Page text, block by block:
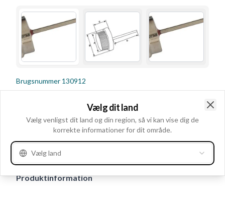
Brugsnummer 130912
Detaljer & beskrivelse
Polaritet Positiv, Volt 200, Amp. 35, Diode type Press-
fit, Udv. diameter 12.70, Krave udv. dia. 11.35,
Lederlængde 20.00, Længde 8.00
Produktinformation
Vælg dit land
Vælg venligst dit land og din region, så vi kan vise dig de
korrekte informationer for dit område.
Vælg land